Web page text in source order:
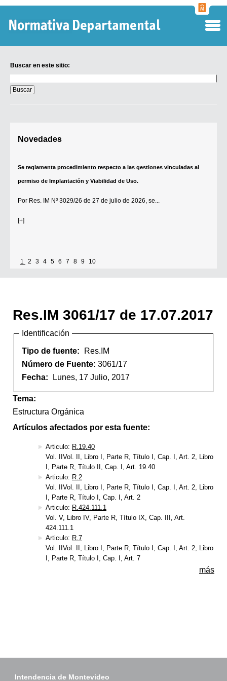
Buscar en este sitio:
en
este
sitio:
Novedades
Se reglamenta procedimiento respecto a las gestiones vinculadas al
permiso de Implantación y Viabilidad de Uso.
Por Res. IM Nº 3029/26 de 27 de julio de 2026, se...
[+]
1 2 3 4 5 6 7 8 9 10
Res.IM 3061/17 de 17.07.2017
Identificación
Tipo de fuente:
Res.IM
Número de Fuente: 3061/17
Fecha:
Lunes, 17 Julio, 2017
Tema:
Estructura Orgánica
Artículos afectados por esta fuente:
Articulo: R.19.40
Vol. IIVol. II, Libro I, Parte R, Título I, Cap. I, Art. 2, Libro
I, Parte R, Título II, Cap. I, Art. 19.40
Articulo: R.2
Vol. IIVol. II, Libro I, Parte R, Título I, Cap. I, Art. 2, Libro
I, Parte R, Título I, Cap. I, Art. 2
Articulo: R.424.111.1
Vol. V, Libro IV, Parte R, Título IX, Cap. III, Art.
424.111.1
Articulo: R.7
Vol. IIVol. II, Libro I, Parte R, Título I, Cap. I, Art. 2, Libro
I, Parte R, Título I, Cap. I, Art. 7
más
Intendencia de Montevideo